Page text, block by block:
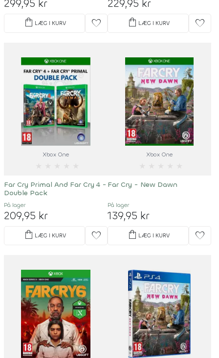
299,95 kr
shopping_bag LÆG I KURV favorite
229,95 kr
shopping_bag LÆG I KURV favorite
Xbox One
Far Cry Primal And Far Cry 4 -
Double Pack
På lager
209,95 kr
shopping_bag LÆG I KURV favorite
Xbox One
Far Cry - New Dawn
På lager
139,95 kr
shopping_bag LÆG I KURV favorite